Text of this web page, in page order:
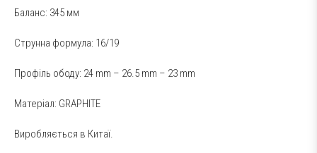
Баланс: 345 мм
Струнна формула: 16/19
Профіль ободу: 24 mm – 26.5 mm – 23 mm
Матеріал: GRAPHITE
Виробляється в Китаї.